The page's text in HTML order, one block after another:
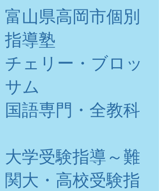
富山県高岡市個別
指導塾
チェリー・ブロッ
サム
​国語専門・全教科
大学受験指導～難
関大・高校受験指